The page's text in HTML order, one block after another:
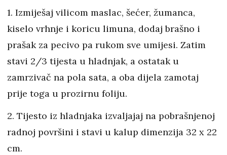
1. Izmiješaj vilicom maslac, šećer, žumanca,
kiselo vrhnje i koricu limuna, dodaj brašno i
prašak za pecivo pa rukom sve umijesi. Zatim
stavi 2/3 tijesta u hladnjak, a ostatak u
zamrzivač na pola sata, a oba dijela zamotaj
prije toga u prozirnu foliju.
2. Tijesto iz hladnjaka izvaljajaj na pobrašnjenoj
radnoj površini i stavi u kalup dimenzija 32 x 22
cm.